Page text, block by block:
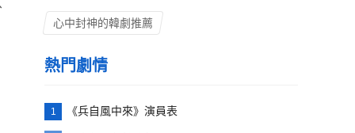
心中封神的韓劇推薦
熱門劇情
1 《兵自風中來》演員表